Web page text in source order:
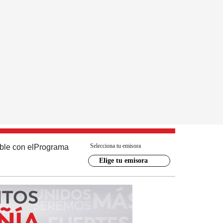
con el Programa Selecciona tu emisora
Elige tu emisora